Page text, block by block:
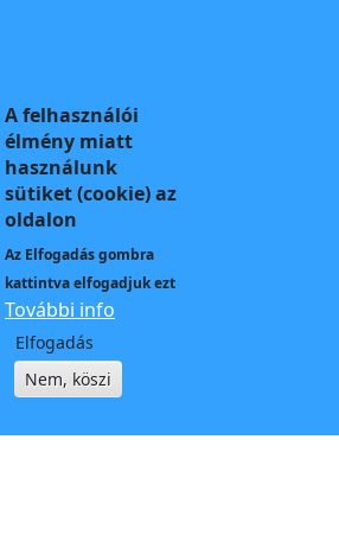
A felhasználói
élmény miatt
használunk
sütiket (cookie) az
oldalon
Az Elfogadásgombra
kattintva elfogadjuk ezt
További info
Elfogadás
Nem, köszi